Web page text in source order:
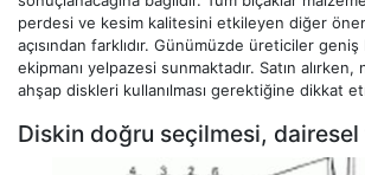
perdesi ve kesim kalitesini etkileyen diğer
açısından farklıdır. Günümüzde üreticiler
ekipmanı yelpazesi sunmaktadır. Satın
ahşap diskleri kullanılması gerektiğine dikkat
Diskin doğru seçilmesi,